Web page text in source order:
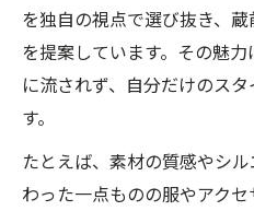
を独自の視点で選び抜き、
を提案しています。その魅
に流されず、自分だけのス
す。
たとえば、素材の質感やシ
わった一点ものの服やアク